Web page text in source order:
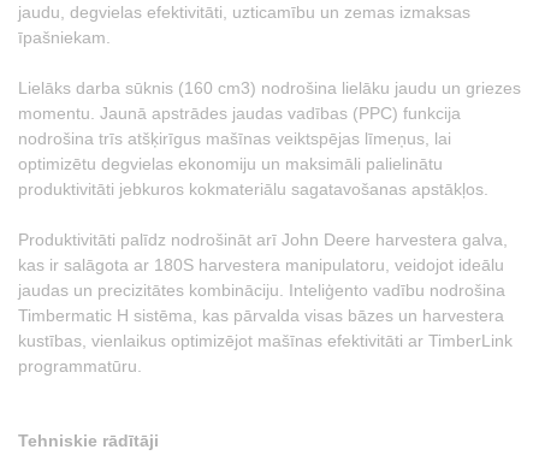
jaudu, degvielas efektivitāti, uzticamību un zemas izmaksas
īpašniekam.
Lielāks darba sūknis (160 cm3) nodrošina lielāku jaudu un griezes
momentu. Jaunā apstrādes jaudas vadības (PPC) funkcija
nodrošina trīs atšķirīgus mašīnas veiktspējas līmeņus, lai
optimizētu degvielas ekonomiju un maksimāli palielinātu
produktivitāti jebkuros kokmateriālu sagatavošanas apstākļos.
Produktivitāti palīdz nodrošināt arī John Deere harvestera galva,
kas ir salāgota ar 180S harvestera manipulatoru, veidojot ideālu
jaudas un precizitātes kombināciju. Inteliģento vadību nodrošina
Timbermatic H sistēma, kas pārvalda visas bāzes un harvestera
kustības, vienlaikus optimizējot mašīnas efektivitāti ar TimberLink
programmatūru.
Tehniskie rādītāji